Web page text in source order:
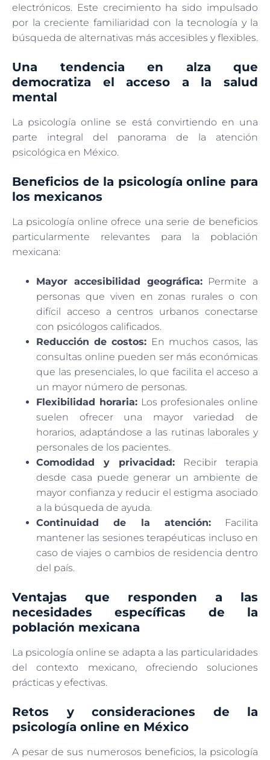
electrónicos. Este crecimiento ha sido impulsado
por la creciente familiaridad con la tecnología y la
búsqueda de alternativas más accesibles y flexibles.
Una tendencia en alza que
democratiza el acceso a la salud
mental
La psicología online se está convirtiendo en una
parte integral del panorama de la atención
psicológica en México.
Beneficios de la psicología online para
los mexicanos
La psicología online ofrece una serie de beneficios
particularmente relevantes para la población
mexicana:
Mayor accesibilidad geográfica:Permite a
personas que viven en zonas rurales o con
difícil acceso a centros urbanos conectarse
con psicólogos calificados.
Reducción de costos: En muchos casos, las
consultas online pueden ser más económicas
que las presenciales, lo que facilita el acceso a
un mayor número de personas.
Flexibilidad horaria:Los profesionales online
suelen ofrecer una mayor variedad de
horarios, adaptándose a las rutinas laborales y
personales de los pacientes.
Comodidad y privacidad: Recibir terapia
desde casa puede generar un ambiente de
mayor confianza y reducir el estigma asociado
a la búsqueda de ayuda.
Continuidad de la atención:Facilita
mantener las sesiones terapéuticas incluso en
caso de viajes o cambios de residencia dentro
del país.
Ventajas que responden a las
necesidades específicas de la
población mexicana
La psicología online se adapta a las particularidades
del contexto mexicano, ofreciendo soluciones
prácticas y efectivas.
Retos y consideraciones de la
psicología online en México
A pesar de sus numerosos beneficios, la psicología